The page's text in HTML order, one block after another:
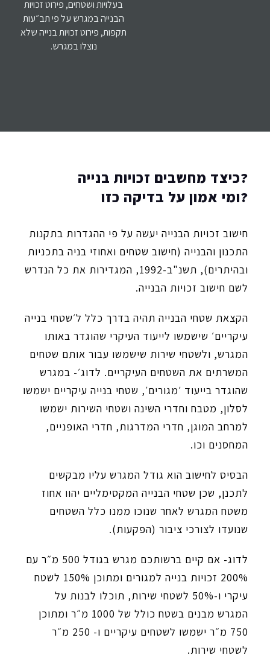
בעלויות ושטחים, פירוט זכויות
הבנייה במגרש על פי תב״עות
תקפות, פירוט זכויות בנייה שלא
נוצלו במגרש.
כיצד מחשבים זכויות בנייה?
ומי אמון על בדיקה כזו?
חישוב זכויות הבנייה יעשה על פי ההגדרות בתקנות
התכנון והבנייה (חישוב שטחים ואחוזי בניה בתכניות
ובהיתרים), תשנ"ב-1992, המגדירות את כל הנדרש
לשם חישוב זכויות הבנייה.
הקצאת שטחי הבנייה תהיה בדרך כלל ל׳שטחי בנייה
עיקריים׳ שישמשו לייעוד העיקרי שהוגדר באותו
המגרש, ולשטחי שירות שישמשו עבור אותם שטחים
המשרתים את השטחים העיקריים. לדוג׳- במגרש
שהוגדר בייעוד ׳מגורים׳, שטחי בנייה עיקריים ישמשו
לסלון, מטבח וחדרי השינה ושטחי השירות ישמשו
למרחב המוגן, חדרי המדרגות, חדרי האופניים,
המחסנים וכו.
הבסיס לחישוב הוא גודל המגרש עליו מבקשים
לתכנן, שכן שטחי הבנייה המקסימליים יהוו אחוז
משטח המגרש לאחר שנוכו ממנו כלל השטחים
שנועדו לצורכי ציבור (הפקעות).
לדוג- אם קיים ברשותכם מגרש בגודל 500 מ״ר עם
200% זכויות בנייה למגורים ומתוכן 150% לשטח
עיקרי ו-50% לשטחי שירות, תוכלו לבנות על
המגרש מבנים בשטח כולל של 1000 מ״ר ומתוכן
750 מ״ר ישמשו לשטחים עיקריים ו- 250 מ״ר
לשטחי שירות.